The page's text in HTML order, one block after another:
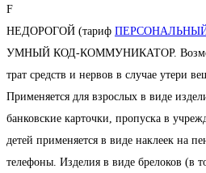
F
НЕДОРОГОЙ (тариф
УМНЫЙ КОД-КОММУНИКАТОР.
трат средств и нервов в случае утери
Применяется для взрослых в виде
банковские карточки, пропуска в
детей применяется в виде наклеек на
телефоны. Изделия в виде брелоков (в